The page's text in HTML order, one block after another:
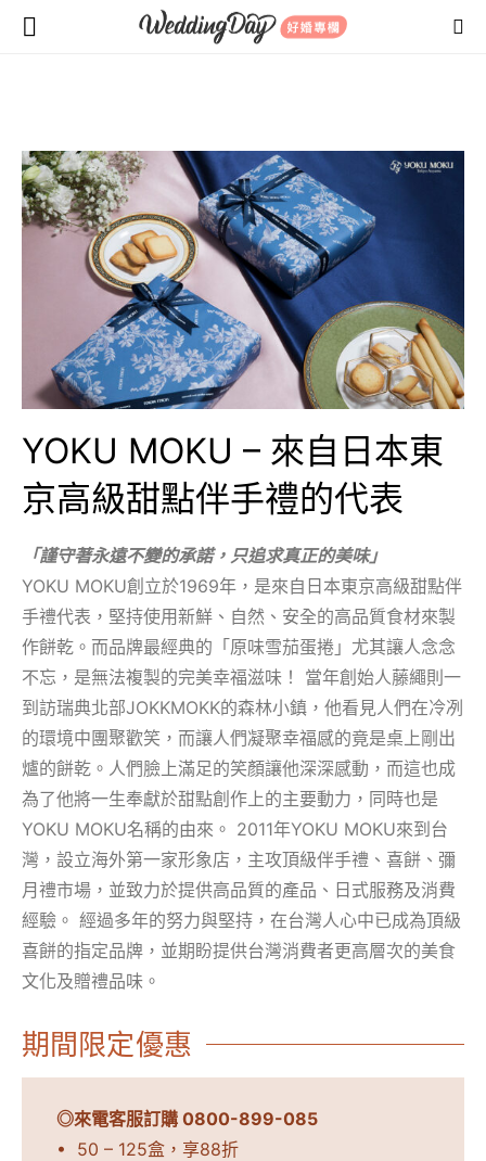
YOKU MOKU – 來自日本東
京高級甜點伴手禮的代表
「謹守著永遠不變的承諾，只追求真正的美味」
YOKU MOKU創立於1969年，是來自日本東京高級甜點伴
手禮代表，堅持使用新鮮、自然、安全的高品質食材來製
作餅乾。而品牌最經典的「原味雪茄蛋捲」尤其讓人念念
不忘，是無法複製的完美幸福滋味！ 當年創始人藤繩則一
到訪瑞典北部JOKKMOKK的森林小鎮，他看見人們在冷冽
的環境中團聚歡笑，而讓人們凝聚幸福感的竟是桌上剛出
爐的餅乾。人們臉上滿足的笑顏讓他深深感動，而這也成
為了他將一生奉獻於甜點創作上的主要動力，同時也是
YOKU MOKU名稱的由來。 2011年YOKU MOKU來到台
灣，設立海外第一家形象店，主攻頂級伴手禮、喜餅、彌
月禮市場，並致力於提供高品質的產品、日式服務及消費
經驗。 經過多年的努力與堅持，在台灣人心中已成為頂級
喜餅的指定品牌，並期盼提供台灣消費者更高層次的美食
文化及贈禮品味。
期間限定優惠
◎來電客服訂購 0800-899-085
• 50 – 125盒，享88折